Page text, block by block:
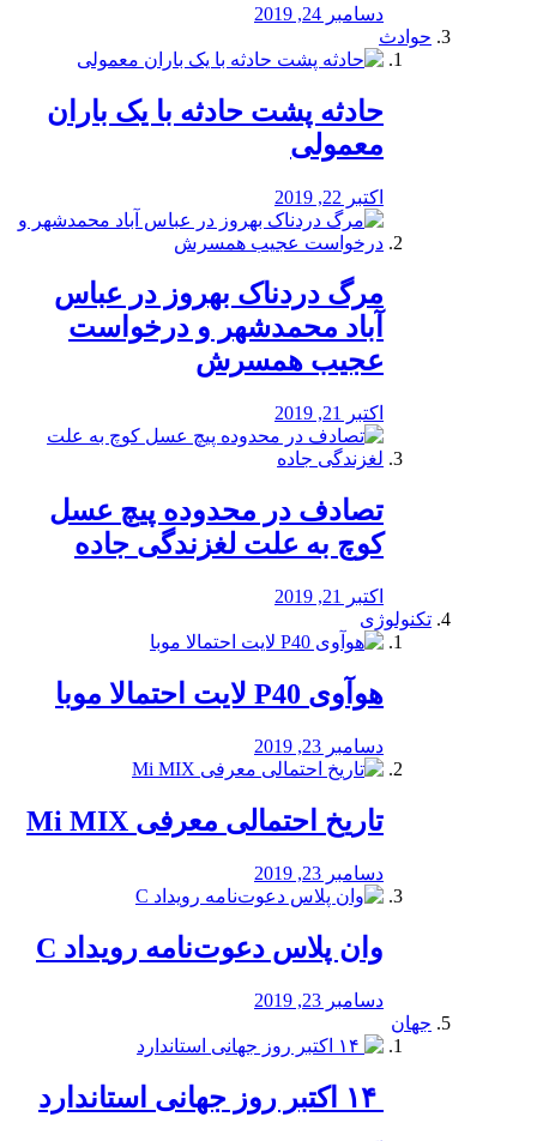
دسامبر 24, 2019
حوادث
️حادثه پشت حادثه با یک باران
معمولی
اکتبر 22, 2019
مرگ دردناک بهروز در عباس
آباد محمدشهر و درخواست
عجیب همسرش
اکتبر 21, 2019
تصادف در محدوده پیچ عسل
کوچ به علت لغزندگی جاده
اکتبر 21, 2019
تکنولوژی
هوآوی P40 لایت احتمالا موبا
دسامبر 23, 2019
تاریخ احتمالی معرفی Mi MIX
دسامبر 23, 2019
وان پلاس دعوت‌نامه رویداد C
دسامبر 23, 2019
جهان